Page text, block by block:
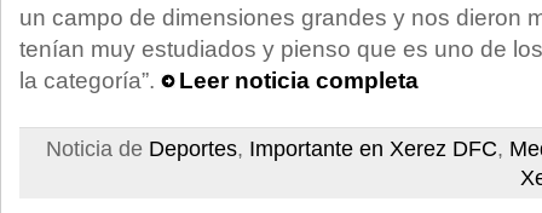
un campo de dimensiones grandes y nos dieron
tenían muy estudiados y pienso que es uno de
la categoría”.
Leer noticia completa
Noticia de Deportes, Importante en Xerez DFC,